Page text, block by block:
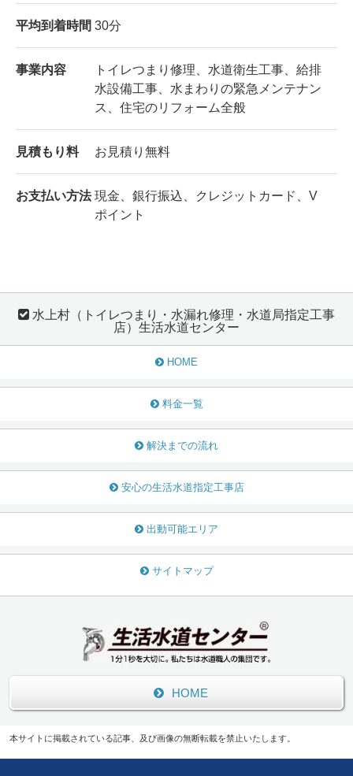
平均到着時間 30分
事業内容
トイレつまり修理、水道衛生工事、給排
水設備工事、水まわりの緊急メンテナン
ス、住宅のリフォーム全般
見積もり料 お見積り無料
お支払い方法 現金、銀行振込、クレジットカード、V
ポイント
水上村（トイレつまり・水漏れ修理・水道局指定工事
店）生活水道センター
HOME
料金一覧
解決までの流れ
安心の生活水道指定工事店
出動可能エリア
サイトマップ
HOME
本サイトに掲載されている記事、及び画像の無断転載を禁止いたします。